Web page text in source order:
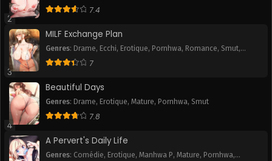
December 21, 2024
Chapitre 6
December 21, 2024
Chapitre 4
December 21, 2024
Chapitre 3
Chapitre 2
December 21, 2024 December 21, 2024
2
Webtoon
7.4
3
MILF Exchange Plan
Genres: Drame, Ecchi, Erotique, Pornhwa, Romance, Smut,
Webtoon
7
4
Beautiful Days
Genres: Drame, Erotique, Mature, Pornhwa, Smut
7.8
A Pervert's Daily Life
Genres: Comédie, Erotique, Manhwa P, Mature, Pornhwa,